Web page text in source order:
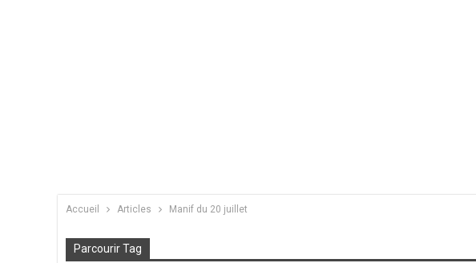
Accueil Articles Manif du 20 juillet
Parcourir Tag